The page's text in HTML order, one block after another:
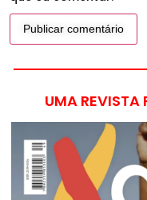
UMA REVISTA